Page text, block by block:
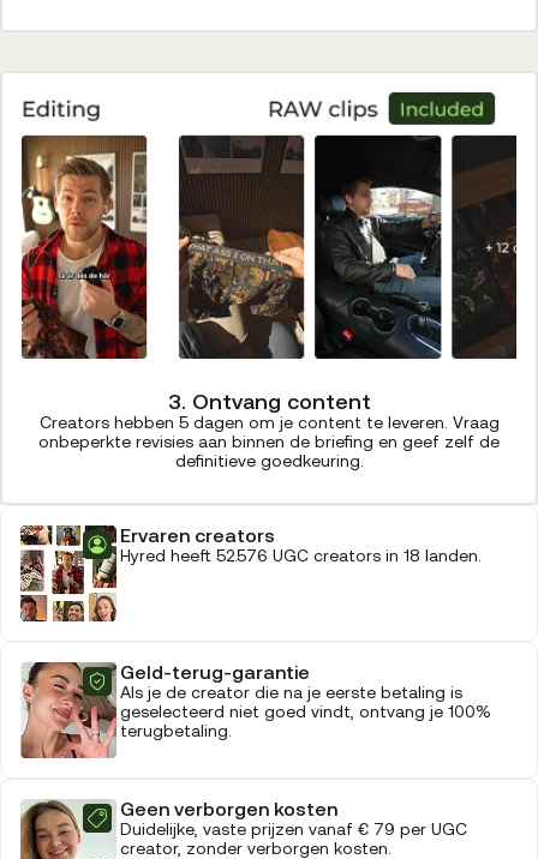
3. Ontvang content
Creators hebben 5 dagen om je content te leveren. Vraag
onbeperkte revisies aan binnen de briefing en geef zelf de
definitieve goedkeuring.
Ervaren creators
Hyred heeft 52.576 UGC creators in 18 landen.
Geld-terug-garantie
Als je de creator die na je eerste betaling is
geselecteerd niet goed vindt, ontvang je 100%
terugbetaling.
Geen verborgen kosten
Duidelijke, vaste prijzen vanaf € 79 per UGC
creator, zonder verborgen kosten.